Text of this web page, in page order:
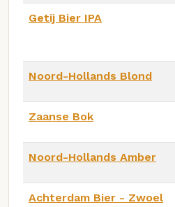
Getij Bier IPA
Noord-Hollands Blond
Zaanse Bok
Noord-Hollands Amber
Achterdam Bier - Zwoel